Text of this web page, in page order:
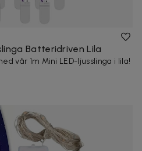
Batteridriven Lila
vår 1m Mini LED-ljusslinga i lila!